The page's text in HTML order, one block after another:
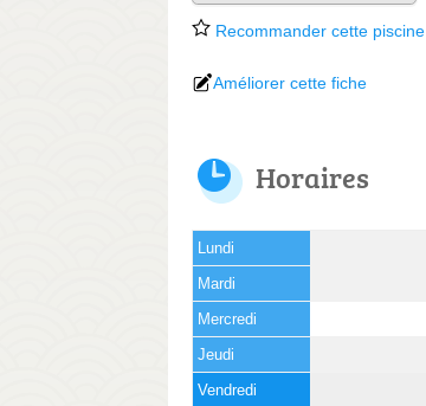
Recommander cette piscine
Améliorer cette fiche
Horaires
Lundi
Mardi
Mercredi
Jeudi
Vendredi